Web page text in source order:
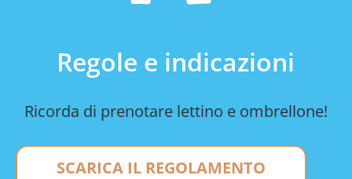
Regole e indicazioni
Ricorda di prenotare lettino e ombrellone!
SCARICA IL REGOLAMENTO